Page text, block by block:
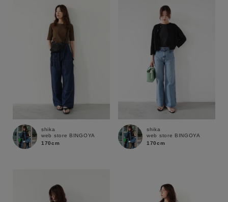
shika
web store BINGOYA
170cm
shika
web store BINGOYA
170cm